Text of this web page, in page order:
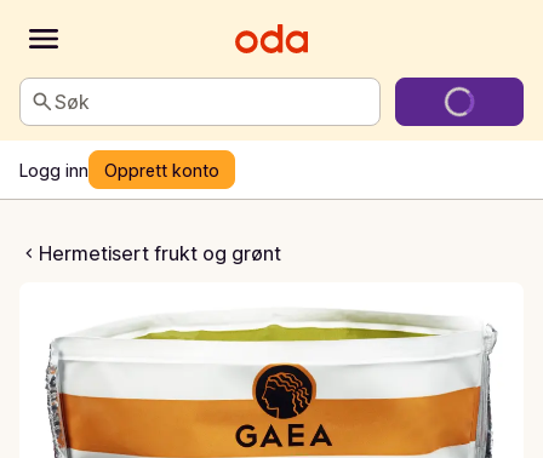
Søk
Logg inn Opprett konto
Hermetisert frukt og grønt
Pitted Olives